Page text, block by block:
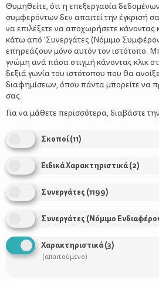
Τροφές που βοηθούν στη
Χρήσιμοι
Τι είναι το
Θυμηθείτε, ότι η επεξεργασία
συμφερόντων δεν απαιτεί την έγκρισή
να επιλέξετε να αποχωρήσετε κάνοντας
κάτω από 'Συνεργάτες (Νόμιμο
επηρεάζουν μόνο αυτόν τον ιστότοπο.
γνώμη ανά πάσα στιγμή κάνοντας κλικ
δεξιά γωνία του ιστότοπου που θα
διαφημίσεων, όπου πάντα μπορείτε να
σας.
Για να μάθετε περισσότερα, διαβάστε την
Σκοποί(11)
Ειδικά Χαρακτηριστικά(2)
Συνεργάτες (1199)
Συνεργάτες (Νόμιμο
Χαρακτηριστικά(3)
(απαιτούμενο)